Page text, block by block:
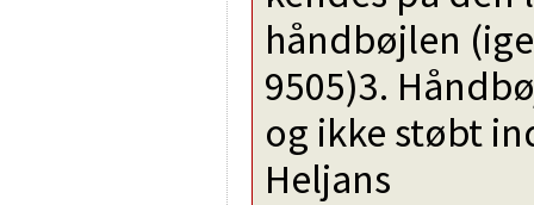
håndbøjlen
9505)3.
og ikke støbt
Heljans